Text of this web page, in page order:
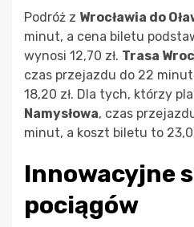
Podróż z Wrocławia do
minut, a cena biletu
wynosi 12,70 zł. Trasa
czas przejazdu do 22
18,20 zł. Dla tych, którzy
Namysłowa, czas
minut, a koszt biletu to
Innowacyjne
pociągów